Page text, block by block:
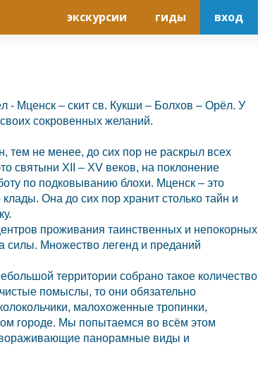
экскурсии гиды вход
- Мценск – скит св. Кукши – Болхов – Орёл. У
сокровенных желаний.
тем не менее, до сих пор не раскрыл всех
святыни XII – XV веков, на поклонение
по подковыванию блохи. Мценск – это
Она до сих пор хранит столько тайн и
проживания таинственных и непокорных
силы. Множество легенд и преданий
территории собрано такое количество
помыслы, то они обязательно
малохоженные тропинки,
городе. Мы попытаемся во всём этом
панорамные виды и